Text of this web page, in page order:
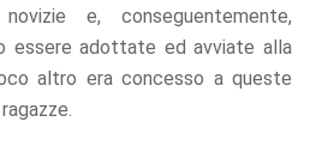
e, conseguentemente,
essere adottate ed avviate alla
altro era concesso a queste